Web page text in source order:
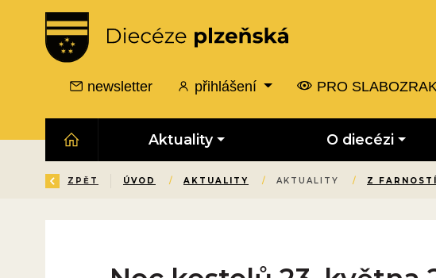
newsletter přihlášení PRO
Aktuality O diecézi
ZPĚT ÚVOD / AKTUALITY / AKTUALITY / Z FARNOSTÍ